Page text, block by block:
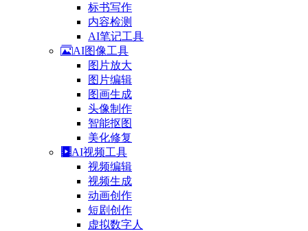
标书写作
内容检测
AI笔记工具
AI图像工具
图片放大
图片编辑
图画生成
头像制作
智能抠图
美化修复
AI视频工具
视频编辑
视频生成
动画创作
短剧创作
虚拟数字人